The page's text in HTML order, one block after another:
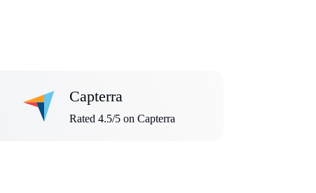
Capterra
Rated 4.5/5 on Capterra